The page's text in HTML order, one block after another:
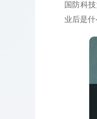
国防科
业后是什